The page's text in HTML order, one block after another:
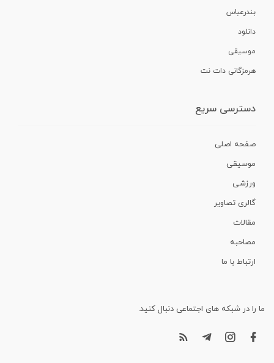
بندرعباس
دانلود
موسیقی
هرمزگانی دات نت
دسترسی سریع
صفحه اصلی
موسیقی
ورزشی
گالری تصاویر
مقالات
مصاحبه
ارتباط با ما
ما را در شبکه های اجتماعی دنبال کنید.